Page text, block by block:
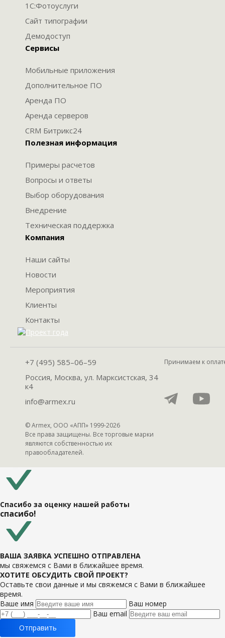
1С:Фотоуслуги
Сайт типографии
Демодоступ
Сервисы
Мобильные приложения
Дополнительное ПО
Аренда ПО
Аренда серверов
CRM Битрикс24
Полезная информация
Примеры расчетов
Вопросы и ответы
Выбор оборудования
Внедрение
Техническая поддержка
Компания
Наши сайты
Новости
Мероприятия
Клиенты
Контакты
+7 (495) 585–06–59
Россия, Москва, ул. Марксистская, 34
к4
info@armex.ru
© Armex, ООО «АПП» 1999-2026
Все права защищены. Все торговые марки
являются собственностью их
правообладателей.
Принимаем к
Спасибо за оценку нашей работы
спасибо!
ВАША ЗАЯВКА УСПЕШНО ОТПРАВЛЕНА
мы свяжемся с Вами в ближайшее время.
ХОТИТЕ ОБСУДИТЬ СВОЙ ПРОЕКТ?
Оставьте свои данные и мы свяжемся с Вами в ближайшее
время.
Ваше имя
Ваш номер
Ваш email
Отправить